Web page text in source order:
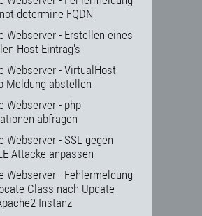
determine FQDN
Webserver - Erstellen eines
Host Eintrag's
Webserver - VirtualHost
Meldung abstellen
Webserver - php
abfragen
Webserver - SSL gegen
Attacke anpassen
Webserver - Fehlermeldung
Class nach Update
Instanz